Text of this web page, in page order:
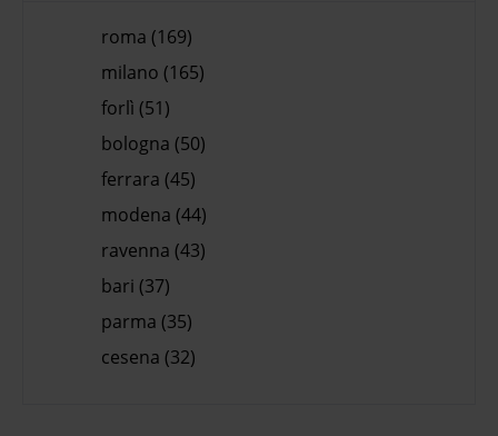
roma (169)
milano (165)
forlì (51)
bologna (50)
ferrara (45)
modena (44)
ravenna (43)
bari (37)
parma (35)
cesena (32)